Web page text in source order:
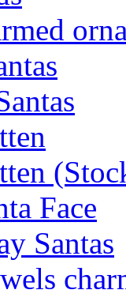
Face
Santas